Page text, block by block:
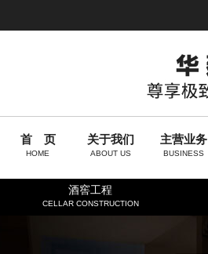
首 页
HOME
关于我们
ABOUT US
主营业务
BUSINESS
酒窖工程
CELLAR CONSTRUCTION